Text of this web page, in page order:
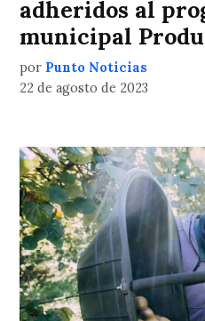
adheridos al
municipal
por Punto Noticias
22 de agosto de 2023